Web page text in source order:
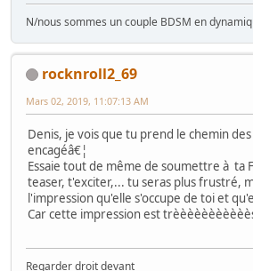
N/nous sommes un couple BDSM en
rocknroll2_69
Mars 02, 2019, 11:07:13 AM
Denis, je vois que tu prend le chemin
encagéâ€¦
Essaie tout de même de soumettre à ta
teaser, t'exciter,... tu seras plus frustré,
l'impression qu'elle s'occupe de toi et
Car cette impression est
Regarder droit devant